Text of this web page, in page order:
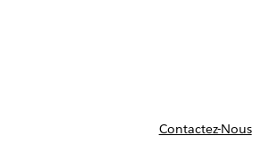
for Forfaits et tarifs
Contactez-Nous